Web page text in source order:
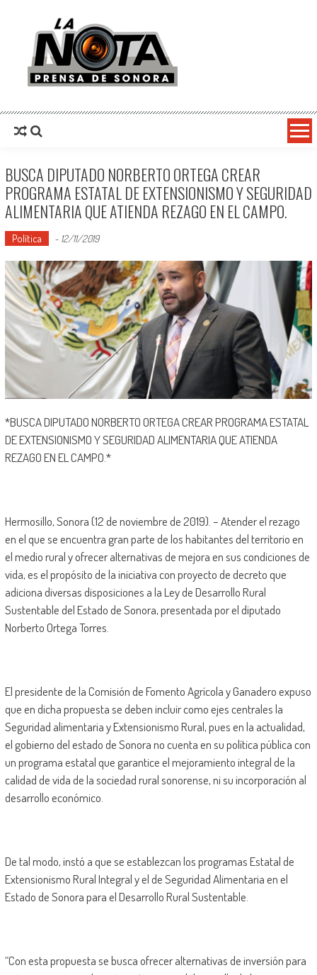
La Nota Prensa De Sonora
BUSCA DIPUTADO NORBERTO ORTEGA CREAR
PROGRAMA ESTATAL DE EXTENSIONISMO Y SEGURIDAD
ALIMENTARIA QUE ATIENDA REZAGO EN EL CAMPO.
Política - 12/11/2019
*BUSCA DIPUTADO NORBERTO ORTEGA CREAR PROGRAMA ESTATAL
DE EXTENSIONISMO Y SEGURIDAD ALIMENTARIA QUE ATIENDA
REZAGO EN EL CAMPO.*
Hermosillo, Sonora (12 de noviembre de 2019). – Atender el rezago
en el que se encuentra gran parte de los habitantes del territorio en
el medio rural y ofrecer alternativas de mejora en sus condiciones de
vida, es el propósito de la iniciativa con proyecto de decreto que
adiciona diversas disposiciones a la Ley de Desarrollo Rural
Sustentable del Estado de Sonora, presentada por el diputado
Norberto Ortega Torres.
El presidente de la Comisión de Fomento Agrícola y Ganadero expuso
que en dicha propuesta se deben incluir como ejes centrales la
Seguridad alimentaria y Extensionismo Rural, pues en la actualidad,
el gobierno del estado de Sonora no cuenta en su política pública con
un programa estatal que garantice el mejoramiento integral de la
calidad de vida de la sociedad rural sonorense, ni su incorporación al
desarrollo económico.
De tal modo, instó a que se establezcan los programas Estatal de
Extensionismo Rural Integral y el de Seguridad Alimentaria en el
Estado de Sonora para el Desarrollo Rural Sustentable.
“Con esta propuesta se busca ofrecer alternativas de inversión para